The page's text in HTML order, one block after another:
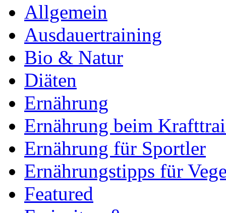
Allgemein
Ausdauertraining
Bio & Natur
Diäten
Ernährung
Ernährung beim
Ernährung für Sportler
Ernährungstipps für
Featured